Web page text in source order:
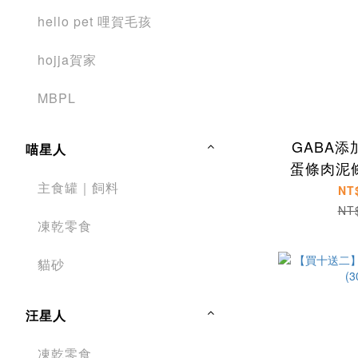
hello pet 哩賀毛孩
hojja賀家
MBPL
喵星人
主食罐｜飼料
凍乾零食
貓砂
汪星人
凍乾零食
GABA添
蛋條肉泥
合